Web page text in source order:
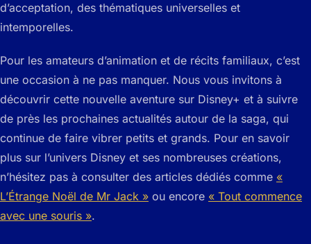
d’acceptation, des thématiques universelles et
intemporelles.
Pour les amateurs d’animation et de récits familiaux, c’est
une occasion à ne pas manquer. Nous vous invitons à
découvrir cette nouvelle aventure sur Disney+ et à suivre
de près les prochaines actualités autour de la saga, qui
continue de faire vibrer petits et grands. Pour en savoir
plus sur l’univers Disney et ses nombreuses créations,
n’hésitez pas à consulter des articles dédiés comme «
L’Étrange Noël de Mr Jack » ou encore « Tout commence
avec une souris ».